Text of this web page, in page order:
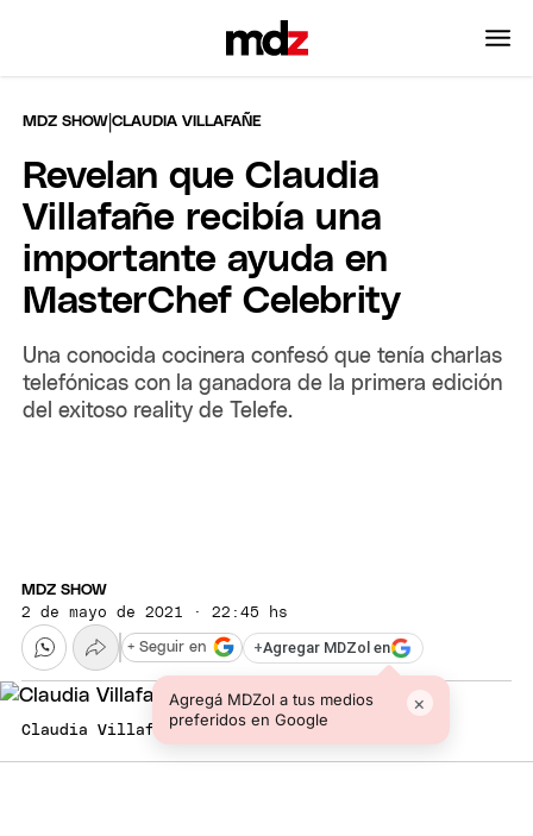
MDZ SHOW |CLAUDIA VILLAFAÑE
Revelan que Claudia
Villafañe recibía una
importante ayuda en
MasterChef Celebrity
Una conocida cocinera confesó que tenía charlas
telefónicas con la ganadora de la primera edición
del exitoso reality de Telefe.
MDZ SHOW
2 de mayo de 2021 · 22:45 hs
+Agregar MDZol en
Agregá MDZol a tus medios
preferidos en Google
×
+ Seguir en
Claudia Villafañe